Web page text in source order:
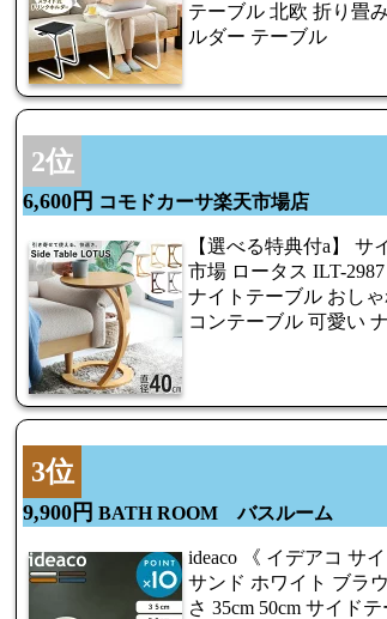
テーブル 北欧 折り畳
ルダー テーブル
2位
6,600円 コモドカーサ楽天市場店
【選べる特典付a】
市場 ロータス ILT-
ナイトテーブル おし
コンテーブル 可愛い
3位
9,900円 BATH ROOM バスルーム
ideaco 《 イデアコ サ
サンド ホワイト ブラ
さ 35cm 50cm サイド